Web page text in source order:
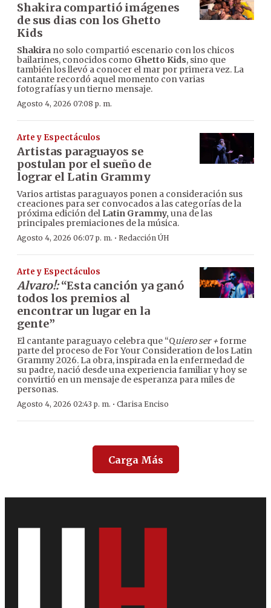
Shakira compartió imágenes
de sus dias con los Ghetto
Kids
Shakira no solo compartió escenario con los chicos
bailarines, conocidos como Ghetto Kids, sino que
también los llevó a conocer el mar por primera vez. La
cantante recordó aquel momento con varias
fotografías y un tierno mensaje.
Agosto 4, 2026 07:08 p. m.
Arte y Espectáculos
Artistas paraguayos se
postulan por el sueño de
lograr el Latin Grammy
Varios artistas paraguayos ponen a consideración sus
creaciones para ser convocados a las categorías de la
próxima edición del Latin Grammy, una de las
principales premiaciones de la música.
Agosto 4, 2026 06:07 p. m. · Redacción ÚH
Arte y Espectáculos
Alvaro!:“Esta canción ya ganó
todos los premios al
encontrar un lugar en la
gente”
El cantante paraguayo celebra que “Quiero ser +forme
parte del proceso de For Your Consideration de los Latin
Grammy 2026. La obra, inspirada en la enfermedad de
su padre, nació desde una experiencia familiar y hoy se
convirtió en un mensaje de esperanza para miles de
personas.
Agosto 4, 2026 02:43 p. m. · Clarisa Enciso
Carga Más